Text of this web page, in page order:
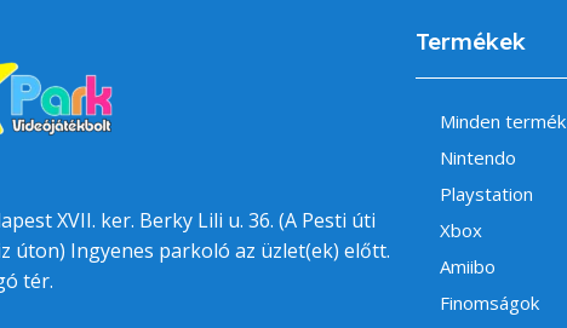
XVII. ker. Berky Lili u. 36. (A Pesti úti
úton) Ingyenes parkoló az üzlet(ek) előtt.
tér.
Termékek
Minden termék
Nintendo
Playstation
Xbox
Amiibo
Finomságok